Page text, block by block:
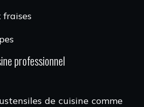
fraises
professionnel
de cuisine comme